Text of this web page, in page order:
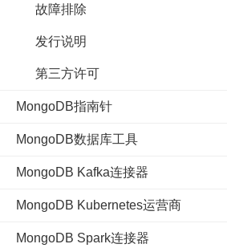
故障排除
发行说明
第三方许可
MongoDB指南针
MongoDB数据库工具
MongoDB Kafka连接器
MongoDB Kubernetes运营商
MongoDB Spark连接器